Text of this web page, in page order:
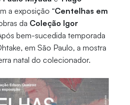
a exposição “Centelhas em
da Coleção Igor
bem-sucedida temporada
em São Paulo, a mostra
natal do colecionador.